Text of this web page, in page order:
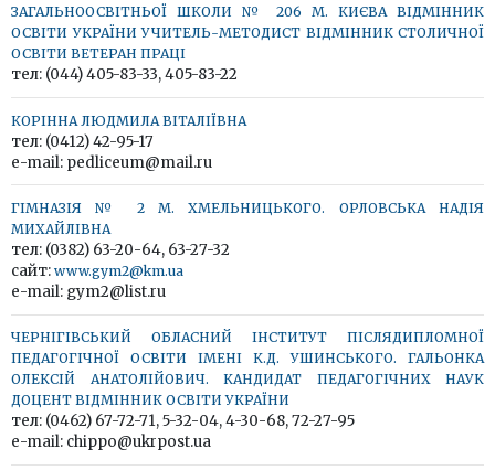
ЗАГАЛЬНООСВІТНЬОЇ ШКОЛИ № 206 М. КИЄВА ВІДМІННИК
ОСВІТИ УКРАЇНИ УЧИТЕЛЬ-МЕТОДИСТ ВІДМІННИК СТОЛИЧНОЇ
ОСВІТИ ВЕТЕРАН ПРАЦІ
тел: (044) 405-83-33, 405-83-22
КОРІННА ЛЮДМИЛА ВІТАЛІЇВНА
тел: (0412) 42-95-17
e-mail: pedliceum@mail.ru
ГІМНАЗІЯ № 2 М. ХМЕЛЬНИЦЬКОГО. ОРЛОВСЬКА НАДІЯ
МИХАЙЛІВНА
тел: (0382) 63-20-64, 63-27-32
сайт: www.gym2@km.ua
e-mail: gym2@list.ru
ЧЕРНІГІВСЬКИЙ ОБЛАСНИЙ ІНСТИТУТ ПІСЛЯДИПЛОМНОЇ
ПЕДАГОГІЧНОЇ ОСВІТИ ІМЕНІ К.Д. УШИНСЬКОГО. ГАЛЬОНКА
ОЛЕКСІЙ АНАТОЛІЙОВИЧ. КАНДИДАТ ПЕДАГОГІЧНИХ НАУК
ДОЦЕНТ ВІДМІННИК ОСВІТИ УКРАЇНИ
тел: (0462) 67-72-71, 5-32-04, 4-30-68, 72-27-95
e-mail: chippo@ukrpost.ua